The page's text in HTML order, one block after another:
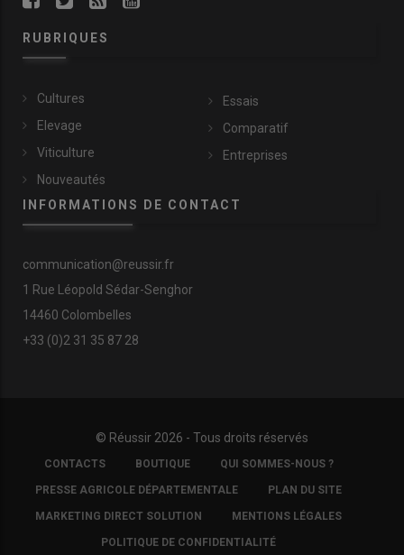
nutritiveest élevée, moins nous achetons d’aliments
concentrés », précise Patrice Clérault. «
De surcroît, comme la combinaison triple est bien équilibrée,
motrices, ce qui évite d’arracher le tapis végétal lors des
manœuvres, apprécie Anthony Gohin, le salarié en charge de la
fauche.Nous roulons à 15-16 km/h en moyenne et coupons
Les associés du Gaec du Mesnilge ont opté pour une
mètres de largeur de travail pour des raisons de gabarit routier.
RUBRIQUES
Cultures
Elevage
Viticulture
Nouveautés
Essais
Comparatif
Entreprises
INFORMATIONS DE CONTACT
communication@reussir.fr
1 Rue Léopold Sédar-Senghor
14460 Colombelles
+33 (0)2 31 35 87 28
© Réussir 2026 - Tous droits réservés
FOOTER
COPYRIGHT
CONTACTS BOUTIQUE QUI SOMMES-NOUS ?
PRESSE AGRICOLE DÉPARTEMENTALE PLAN DU SITE
MARKETING DIRECT SOLUTION MENTIONS LÉGALES
POLITIQUE DE CONFIDENTIALITÉ